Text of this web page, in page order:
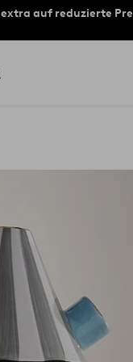
auf reduzierte